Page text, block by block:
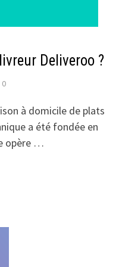
Deliveroo ?
0
à domicile de plats
a été fondée en
opère …